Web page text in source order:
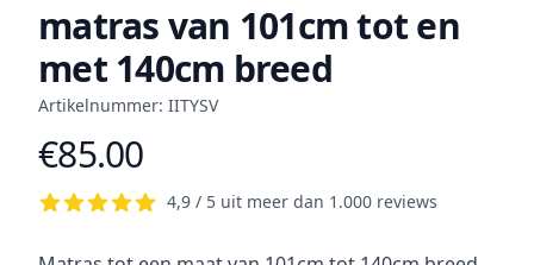
matras van 101cm tot en
met 140cm breed
Artikelnummer: IITYSV
Product information
€85.00
4,9 / 5 uit meer dan 1.000 reviews